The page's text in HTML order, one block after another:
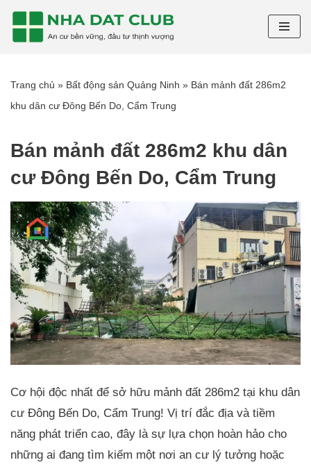
Chuyển
nội
dung
Trang chủ » Bất động sản Quảng Ninh » Bán mảnh đất 286m2
khu dân cư Đông Bến Do, Cẩm Trung
Bán mảnh đất 286m2 khu dân
cư Đông Bến Do, Cẩm Trung
Cơ hội độc nhất để sở hữu mảnh đất 286m2 tại khu dân
cư Đông Bến Do, Cẩm Trung! Vị trí đắc địa và tiềm
năng phát triển cao, đây là sự lựa chọn hoàn hảo cho
những ai đang tìm kiếm một nơi an cư lý tưởng hoặc